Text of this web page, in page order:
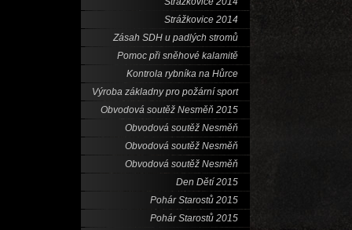
Strážkovice 2014
Zásah SDH u padlých stromů
Pomoc při sněhové kalamitě
Kontrola rybníka na Hůrce
Výroba základny pro požární sport
Obvodová soutěž Nesměň 2015
Obvodová soutěž Nesměň
Obvodová soutěž Nesměň
Obvodová soutěž Nesměň
Den Dětí 2015
Pohár Starostů 2015
Pohár Starostů 2015